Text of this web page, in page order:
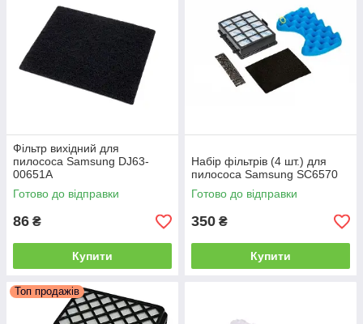
Фільтр вихідний для
пилососа Samsung DJ63-
00651A
Готово до відправки
86 ₴
Купити
Набір фільтрів (4 шт.) для
пилососа Samsung SC6570
Готово до відправки
350 ₴
Купити
Топ продажів